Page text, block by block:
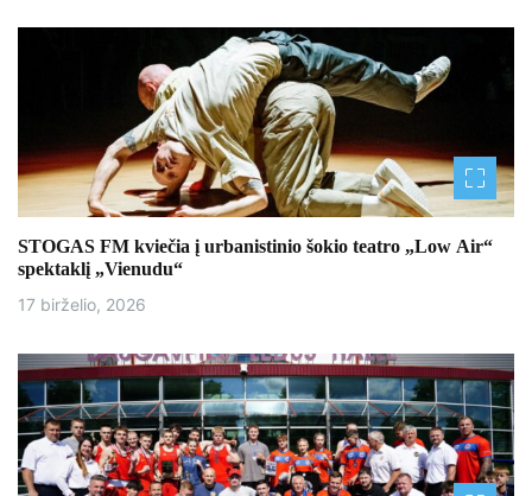
STOGAS FM kviečia į urbanistinio šokio teatro „Low Air“
spektaklį „Vienudu“
17 birželio, 2026